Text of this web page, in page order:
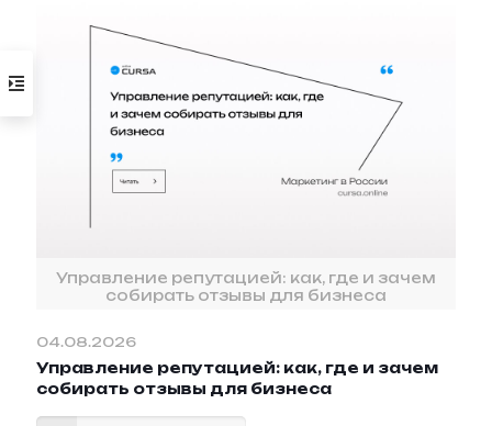
Управление репутацией: как, где и зачем
собирать отзывы для бизнеса
04.08.2026
Управление репутацией: как, где и зачем
собирать отзывы для бизнеса